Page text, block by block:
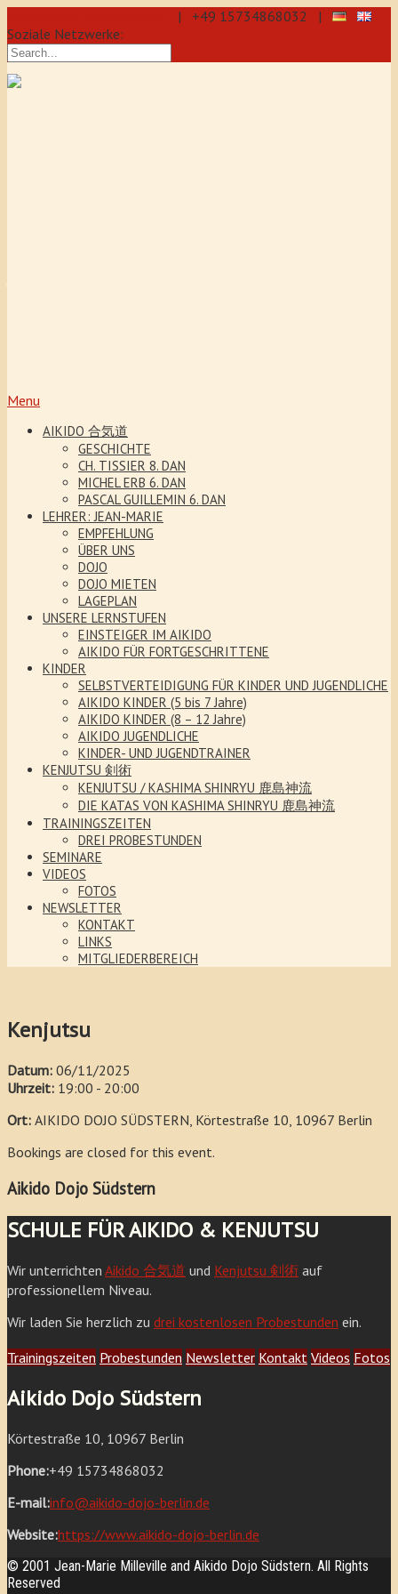
| +49 15734868032 |
Soziale Netzwerke:
Menu
AIKIDO 合気道
GESCHICHTE
CH. TISSIER 8. DAN
MICHEL ERB 6. DAN
PASCAL GUILLEMIN 6. DAN
LEHRER: JEAN-MARIE
EMPFEHLUNG
ÜBER UNS
DOJO
DOJO MIETEN
LAGEPLAN
UNSERE LERNSTUFEN
EINSTEIGER IM AIKIDO
AIKIDO FÜR FORTGESCHRITTENE
KINDER
SELBSTVERTEIDIGUNG FÜR KINDER UND JUGENDLICHE
AIKIDO KINDER (5 bis 7 Jahre)
AIKIDO KINDER (8 – 12 Jahre)
AIKIDO JUGENDLICHE
KINDER- UND JUGENDTRAINER
KENJUTSU 剣術
KENJUTSU / KASHIMA SHINRYU 鹿島神流
DIE KATAS VON KASHIMA SHINRYU 鹿島神流
TRAININGSZEITEN
DREI PROBESTUNDEN
SEMINARE
VIDEOS
FOTOS
NEWSLETTER
KONTAKT
LINKS
MITGLIEDERBEREICH
Kenjutsu
Datum: 06/11/2025
Uhrzeit: 19:00 - 20:00
Ort: AIKIDO DOJO SÜDSTERN, Körtestraße 10, 10967 Berlin
Bookings are closed for this event.
Aikido Dojo Südstern
SCHULE FÜR AIKIDO & KENJUTSU
Wir unterrichten Aikido 合気道 und Kenjutsu 剣術 auf
professionellem Niveau.
Wir laden Sie herzlich zu drei kostenlosen Probestunden ein.
Trainingszeiten Probestunden Newsletter Kontakt Videos Fotos
Aikido Dojo Südstern
Körtestraße 10, 10967 Berlin
Phone:+49 15734868032
E-mail:info@aikido-dojo-berlin.de
Website:https://www.aikido-dojo-berlin.de
© 2001 Jean-Marie Milleville and Aikido Dojo Südstern. All Rights
Reserved